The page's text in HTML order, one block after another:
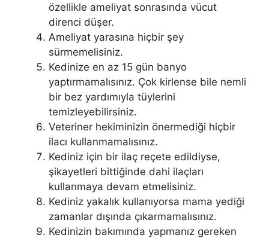
özellikle ameliyat sonrasında vücut
direnci düşer.
Ameliyat yarasına hiçbir şey
sürmemelisiniz.
Kedinize en az 15 gün banyo
yaptırmamalısınız. Çok kirlense bile nemli
bir bez yardımıyla tüylerini
temizleyebilirsiniz.
Veteriner hekiminizin önermediği hiçbir
ilacı kullanmamalısınız.
Kediniz için bir ilaç reçete edildiyse,
şikayetleri bittiğinde dahi ilaçları
kullanmaya devam etmelisiniz.
Kediniz yakalık kullanıyorsa mama yediği
zamanlar dışında çıkarmamalısınız.
Kedinizin bakımında yapmanız gereken